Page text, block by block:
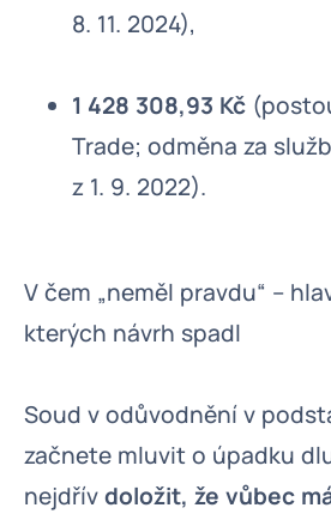
8. 11. 2024),
1 428 308,93 Kč
Trade; odměna za
z 1. 9. 2022).
V čem „neměl pravdu“ –
kterých návrh spadl
Soud v odůvodnění v
začnete mluvit o úpadku
nejdřívdoložit, že vůbec